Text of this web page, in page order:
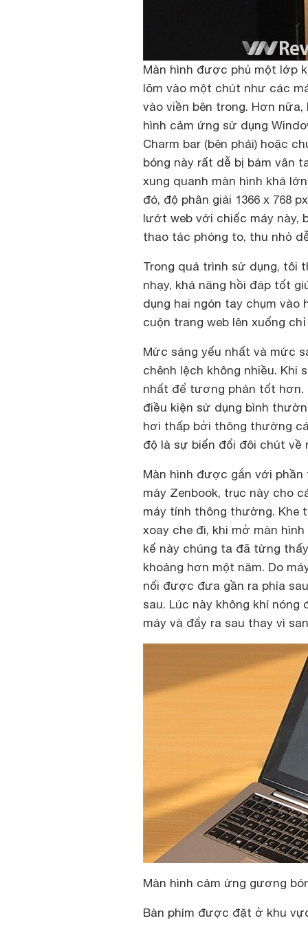
Màn hình được phủ một lớp
lõm vào một chút như các
vào viền bên trong. Hơn
hình cảm ứng sử dụng
Charm bar (bên phải) hoặc
bóng này rất dễ bị bám vân
xung quanh màn hình khá
đó, độ phân giải 1366 x 768
lướt web với chiếc máy này,
thao tác phóng to, thu nhỏ
Trong quá trình sử dụng, tôi
nhạy, khả năng hồi đáp tốt
dụng hai ngón tay chụm vào
cuộn trang web lên xuống
Mức sáng yếu nhất và mức
chênh lệch không nhiều. Khi
nhất để tương phản tốt hơn.
điều kiện sử dụng bình
hơi thấp bởi thông thường
độ là sự biến đổi đôi chút về
Màn hình được gắn với
máy Zenbook, trục này cho
máy tính thông thường. Khe
xoay che đi, khi mở màn
kế này chúng ta đã từng
khoảng hơn một năm. Do
nối được đưa gần ra phía
sau. Lúc này không khí
máy và đẩy ra sau thay vì
Màn hình cảm ứng gương
Bàn phím được đặt ở khu